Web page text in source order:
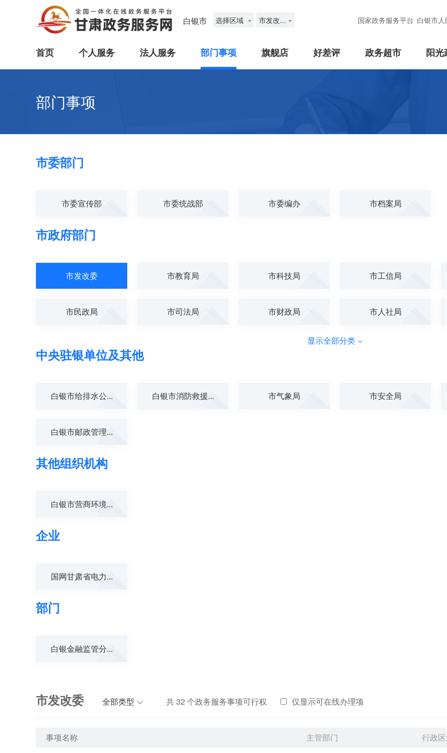
白银市 选择区域 市发改... 国家政务服务平台 白银市
首页 个人服务 法人服务 部门事项 旗舰店 好差评 政务超市 阳光
部门事项
市委部门
市委宣传部 市委统战部 市委编办 市档案局
市政府部门
市发改委 市教育局 市科技局 市工信局
市民政局 市司法局 市财政局 市人社局
显示全部分类
中央驻银单位及其他
白银市给排水公... 白银市消防救援... 市气象局 市安全局
白银市邮政管理...
其他组织机构
白银市营商环境...
企业
国网甘肃省电力...
部门
白银金融监管分...
市发改委 全部类型 共32 个政务服务事项可行权 仅显示可在线办理项
事项名称 主管部门 行政